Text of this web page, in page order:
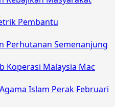
Pembantu
Perhutanan Semenanjung
Koperasi Malaysia Mac
Islam Perak Februari